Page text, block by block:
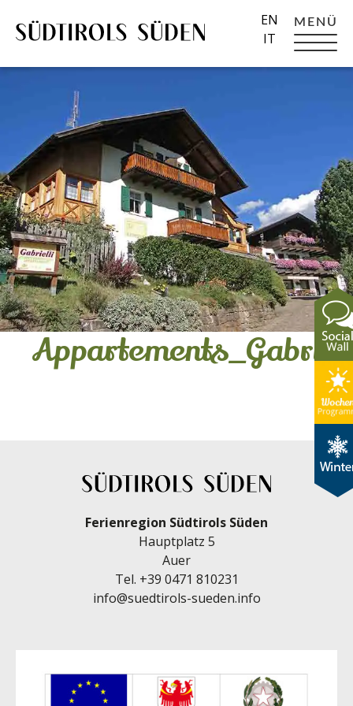
MENÜ
EN
IT
Ferienregion Südtirols Süden
Hauptplatz 5
Auer
Tel. +39 0471 810231
info@suedtirols-sueden.info